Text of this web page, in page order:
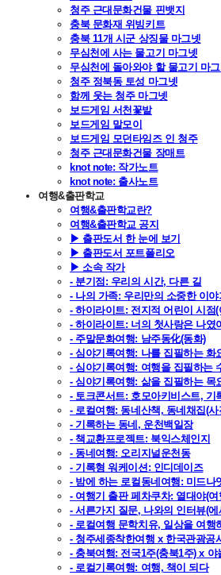
청주 근대문화건물 핀뱃지
충북 문화재 위빙키트
충북 11개 시군 상징물 마그넷
무심천에 사는 물고기 마그넷
무심천에 돌아와야 할 물고기 마
청주 정북동 토성 마그넷
함께 웃는 청주 마그넷
보드게임 서천꽃밭
보드게임 말모이
보드게임 모던타임즈 인 청주
청주 근대문화건물 장매트
knot note: 작가노트
knot note: 출사노트
여행&출판학교
여행&출판학교란?
여행&출판학교 공지
▶ 출판도서 한 눈에 보기
▶ 출판도서 포트폴리오
▶ 소속 작가
- 분기점: 우리의 시간, 다른 길
- 나의 가족: 우리만의 소중한 이야
- 하이라이트: 전지적 어린이 시점
- 하이라이트: 너의 첫사랑은 나였
- 주말문화여행: 남주동化(동화)
- 심야기록여행: 나를 집필하는 화
- 심야기록여행: 여행을 집필하는
- 심야기록여행: 삶을 집필하는 목
- 토크콘서트: 호모아키비스트, 기
- 로컬여행: 동네산책, 동네채집(
- 기록하는 동네, 운천백일장
- 책교환프로젝트: 북익스체인지
- 동네여행: 오리지널운천동
- 기록형 워케이션: 인디데이즈
- 밤에 하는 로컬동네여행: 미드나
- 여행기 출판 페차쿠차: 열대야(여
- 서른가지 질문, 나와의 인터뷰(에
- 로컬여행 문학치유, 일상을 여행
- 청주세종착한여행 x 한국관광공
- 충북여행: 전국1주(충북1주) x 야
- 로컬기록여행: 여행, 책이 되다